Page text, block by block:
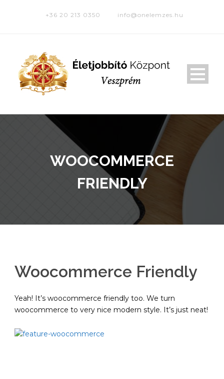
+36 20 213 0350 info@onelemzes.hu
WOOCOMMERCE
FRIENDLY
Woocommerce Friendly
Yeah! It’s woocommerce friendly too. We turn
woocommerce to very nice modern style. It’s just neat!